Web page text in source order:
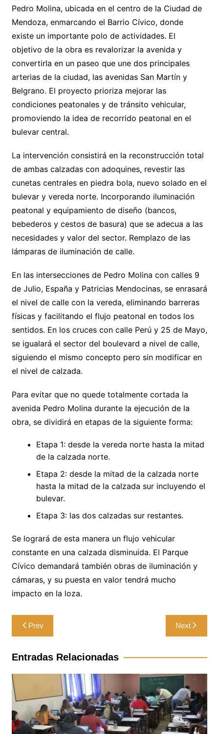
Pedro Molina, ubicada en el centro de la Ciudad de
Mendoza, enmarcando el Barrio Cívico, donde
existe un importante polo de actividades. El
objetivo de la obra es revalorizar la avenida y
convertirla en un paseo que une dos principales
arterias de la ciudad, las avenidas San Martín y
Belgrano. El proyecto prioriza mejorar las
condiciones peatonales y de tránsito vehicular,
promoviendo la idea de recorrido peatonal en el
bulevar central.
La intervención consistirá en la reconstrucción total
de ambas calzadas con adoquines, revestir las
cunetas centrales en piedra bola, nuevo solado en el
bulevar y vereda norte. Incorporando iluminación
peatonal y equipamiento de diseño (bancos,
bebederos y cestos de basura) que se adecua a las
necesidades y valor del sector. Remplazo de las
lámparas de iluminación de calle.
En las intersecciones de Pedro Molina con calles 9
de Julio, España y Patricias Mendocinas, se enrasará
el nivel de calle con la vereda, eliminando barreras
físicas y facilitando el flujo peatonal en todos los
sentidos. En los cruces con calle Perú y 25 de Mayo,
se igualará el sector del boulevard a nivel de calle,
siguiendo el mismo concepto pero sin modificar en
el nivel de calzada.
Para evitar que no quede totalmente cortada la
avenida Pedro Molina durante la ejecución de la
obra, se dividirá en etapas de la siguiente forma:
Etapa 1: desde la vereda norte hasta la mitad
de la calzada norte.
Etapa 2: desde la mitad de la calzada norte
hasta la mitad de la calzada sur incluyendo el
bulevar.
Etapa 3: las dos calzadas sur restantes.
Se logrará de esta manera un flujo vehicular
constante en una calzada disminuida. El Parque
Cívico demandará también obras de iluminación y
cámaras, y su puesta en valor tendrá mucho
impacto en la loza.
Navegación
de
entradas
Prev Next
Entradas Relacionadas